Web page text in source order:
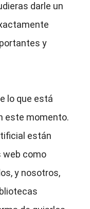
darle un
y
lo que está
este momento.
están
web como
y nosotros,